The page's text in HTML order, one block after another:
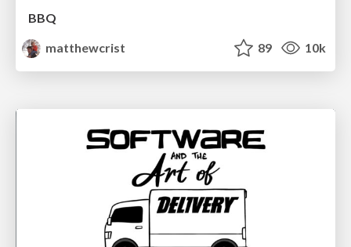
BBQ
matthewcrist
89 10k